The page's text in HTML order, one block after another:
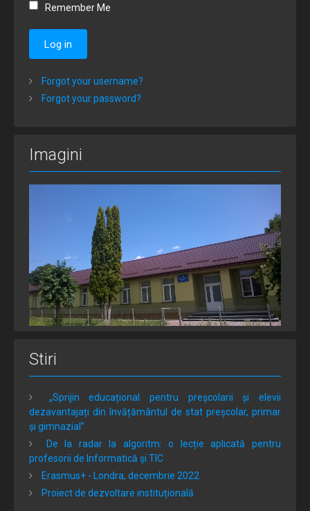
Remember Me
Log in
Forgot your username?
Forgot your password?
Imagini
Stiri
„Sprijin educațional pentru preșcolarii și elevii
dezavantajați din învățământul de stat preșcolar, primar
și gimnazial”
De la radar la algoritm: o lecție aplicată pentru
profesorii de Informatică și TIC
Erasmus+ - Londra, decembrie 2022
Proiect de dezvoltare instituțională